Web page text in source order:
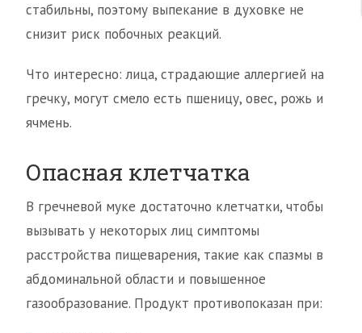
стабильны, поэтому выпекание в духовке не
снизит риск побочных реакций.
Что интересно: лица, страдающие аллергией на
гречку, могут смело есть пшеницу, овес, рожь и
ячмень.
Опасная клетчатка
В гречневой муке достаточно клетчатки, чтобы
вызывать у некоторых лиц симптомы
расстройства пищеварения, такие как спазмы в
абдоминальной области и повышенное
газообразование. Продукт противопоказан при: